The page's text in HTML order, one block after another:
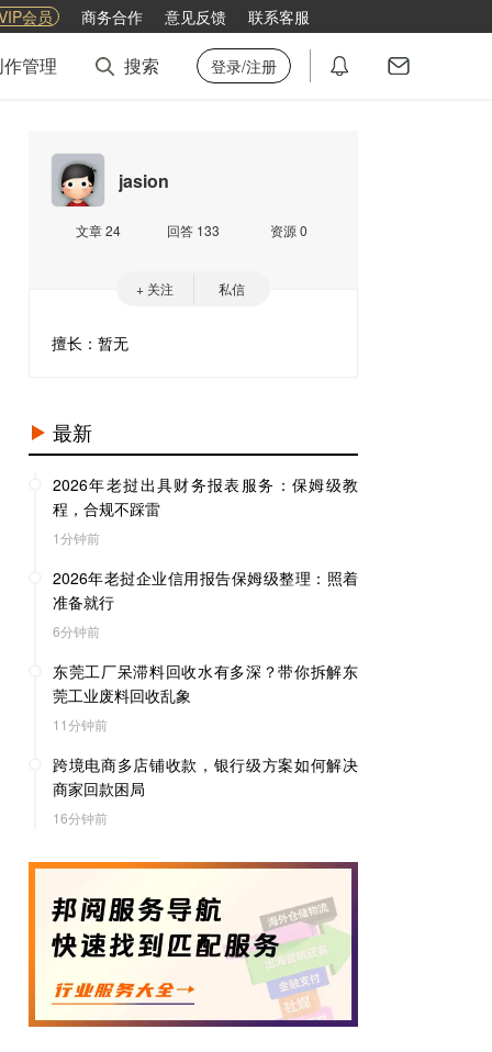
会员 商务合作 意见反馈 联系客服
管理 搜索 登录/注册
jasion
文章 24 回答 133 资源 0
+ 关注 私信
擅长：暂无
最新
2026年老挝出具财务报表服务：保姆级教
程，合规不踩雷
1分钟前
2026年老挝企业信用报告保姆级整理：照着
准备就行
6分钟前
东莞工厂呆滞料回收水有多深？带你拆解东
莞工业废料回收乱象
11分钟前
跨境电商多店铺收款，银行级方案如何解决
商家回款困局
16分钟前